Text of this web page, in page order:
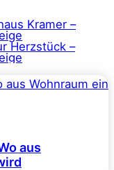
aus